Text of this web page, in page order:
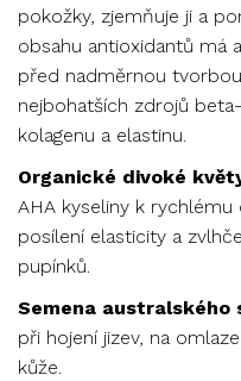
pokožky, zjemňuje ji a
obsahu antioxidantů má
před nadměrnou
nejbohatších zdrojů
kolagenu a elastinu.
Organické divoké
AHA kyseliny k
posílení elasticity a
pupínků.
Semena australského
při hojení jizev, na
kůže.